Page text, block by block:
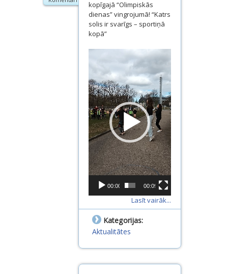
kopīgajā “Olimpiskās
dienas” vingrojumā! “Katrs
solis ir svarīgs – sportiņā
kopā”
atskaņotājs
00:00 00:09
Lasīt vairāk...
Kategorijas:
Aktualitātes